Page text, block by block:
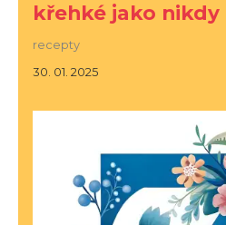
křehké jako
recepty
30. 01. 2025